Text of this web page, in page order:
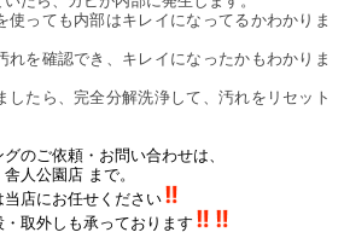
使っても内部はキレイになってるかわかりま
れを確認でき、キレイになったかもわかりま
したら、完全分解洗浄して、汚れをリセット
のご依頼・お問い合わせは、
舎人公園店 まで。
店にお任せください
・取外しも承っております